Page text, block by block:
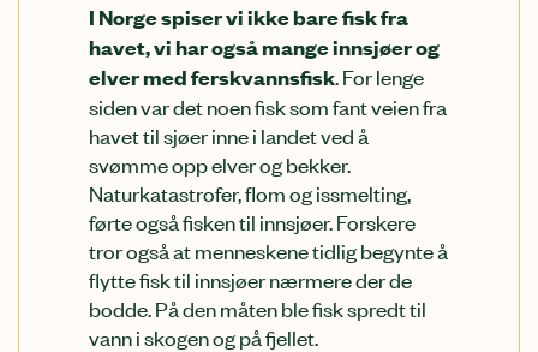
I Norge spiser vi ikke bare fisk fra
havet, vi har også mange innsjøer og
elver med ferskvannsfisk. For lenge
siden var det noen fisk som fant veien fra
havet til sjøer inne i landet ved å
svømme opp elver og bekker.
Naturkatastrofer, flom og issmelting,
førte også fisken til innsjøer. Forskere
tror også at menneskene tidlig begynte å
flytte fisk til innsjøer nærmere der de
bodde. På den måten ble fisk spredt til
vann i skogen og på fjellet.